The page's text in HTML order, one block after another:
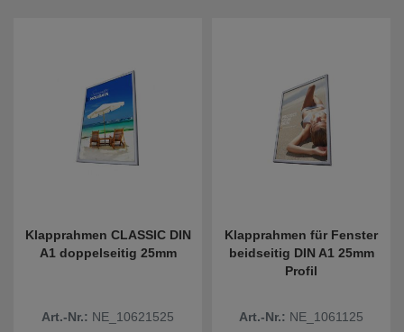
Klapprahmen CLASSIC DIN
A1 doppelseitig 25mm
Art.-Nr.: NE_10621525
Klapprahmen für Fenster
beidseitig DIN A1 25mm
Profil
Art.-Nr.: NE_1061125